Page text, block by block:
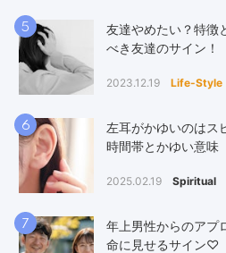
5
友達やめたい？特徴
べき友達のサイン！
2023.12.19 Life-Style
6
左耳がかゆいのはス
時間帯とかゆい意味
2025.02.19 Spiritual
7
年上男性からのアプ
命に見せるサイン♡